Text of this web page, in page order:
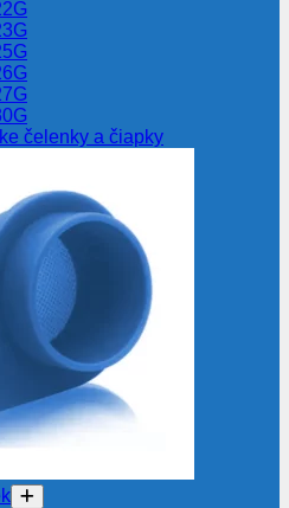
čelenky a čiapky